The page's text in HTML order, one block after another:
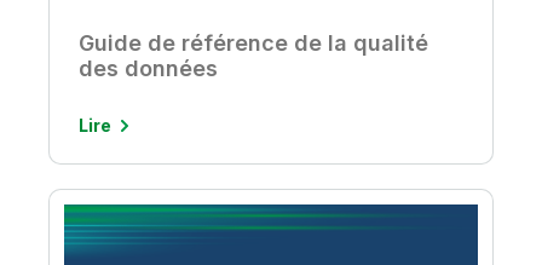
Guide de référence de la qualité
des données
Lire